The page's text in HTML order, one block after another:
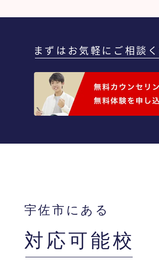
まずはお気軽にご相談
宇佐市にある
対応可能校